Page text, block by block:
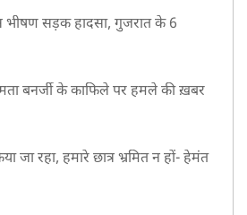
भीषण सड़क हादसा, गुजरात के 6
बनर्जी के काफिले पर हमले की ख़बर
जा रहा, हमारे छात्र भ्रमित न हों- हेमंत